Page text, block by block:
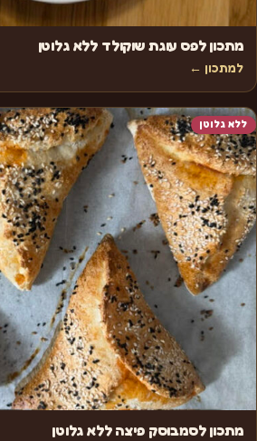
מתכון לפס עוגת שוקולד ללא גלוטן
למתכון ←
ללא גלוטן
מתכון לסמבוסק פיצה ללא גלוטן